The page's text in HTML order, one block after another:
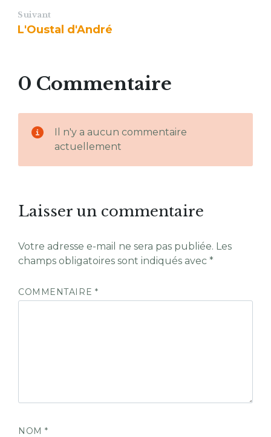
Suivant
L'Oustal d'André
0 Commentaire
Il n'y a aucun commentaire
actuellement
Laisser un commentaire
Votre adresse e-mail ne sera pas publiée. Les
champs obligatoires sont indiqués avec *
COMMENTAIRE *
NOM*